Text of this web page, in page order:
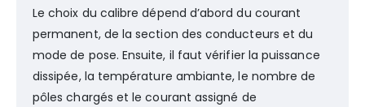
Le choix du calibre dépend d’abord du courant
permanent, de la section des conducteurs et du
mode de pose. Ensuite, il faut vérifier la puissance
dissipée, la température ambiante, le nombre de
pôles chargés et le courant assigné de